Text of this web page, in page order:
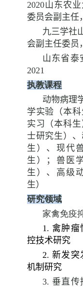
2020山东农
委员会副主任，
九三学社
会副主任委员，
山东省泰
2021
执教课程
动物病理
学实验（本
实习（本科
士研究生）
生）、现代
生）；兽医
生）、高级
生）
研究领域
家禽免疫
1. 禽肿瘤
控技术研究
2. 新发突
机制研究
3. 垂直传